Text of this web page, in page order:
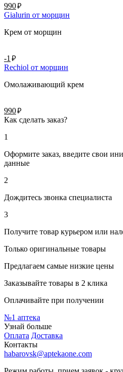
990руб.
Gialurin от морщин
Крем от морщин
-1 руб.
Rechiol от морщин
Омолаживающий крем
990руб.
Как сделать заказ?
1
Оформите заказ, введите свои
данные
2
Дождитесь звонка специалиста
3
Получите товар курьером или
Только оригинальные товары
Предлагаем самые низкие цены
Заказывайте товары в 2 клика
Оплачивайте при получении
№1 аптека
Узнай больше
Оплата Доставка
Контакты
habarovsk@aptekaone.com